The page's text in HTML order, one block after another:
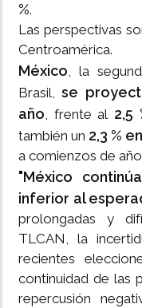
%.
Las perspectivas
Centroamérica.
México, la
Brasil, se
año, frente al 2,5
también un 2,3 %
a comienzos de
"México continúa
inferior al
prolongadas y
TLCAN, la
recientes
continuidad de las
repercusión